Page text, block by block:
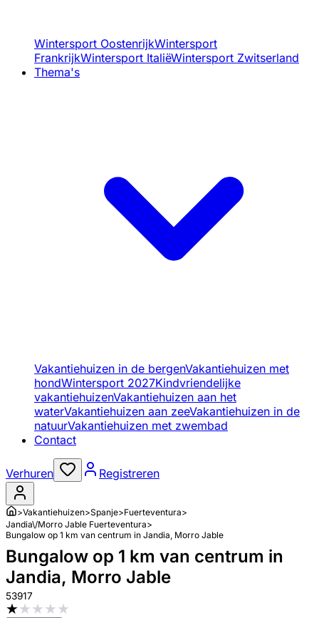
Wintersport OostenrijkWintersport
FrankrijkWintersport ItaliëWintersport Zwitserland
Thema's
Vakantiehuizen in de bergenVakantiehuizen met
hondWintersport 2027Kindvriendelijke
vakantiehuizenVakantiehuizen aan het
waterVakantiehuizen aan zeeVakantiehuizen in de
natuurVakantiehuizen met zwembad
Contact
Verhuren Registreren
>Vakantiehuizen>Spanje>Fuerteventura>
Jandia\/Morro Jable Fuerteventura>
Bungalow op 1 km van centrum in Jandia, Morro Jable
Bungalow op 1 km van centrum in
Jandia, Morro Jable
53917
★★★★★